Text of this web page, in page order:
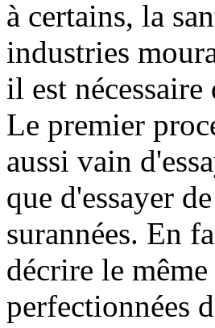
à certains, la
industries
il est
Le premier
aussi vain
que d'essayer
surannées. En
décrire le
perfectionnées